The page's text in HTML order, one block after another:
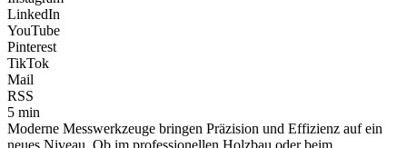
LinkedIn
YouTube
Pinterest
TikTok
Mail
RSS
5 min
Moderne Messwerkzeuge bringen Präzision und Effizienz auf ein
neues Niveau. Ob im professionellen Holzbau oder beim